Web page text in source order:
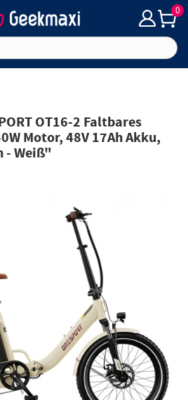
0
OT16-2 Faltbares
Motor, 48V 17Ah Akku,
- Weiß"